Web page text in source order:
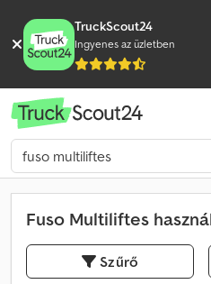
TruckScout24
Ingyenes az üzletben
Fuso Multiliftes
Szűrő